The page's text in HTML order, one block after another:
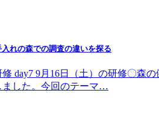
れの森での調査の違いを探る
day7 9月16日（土）の研修〇森
ました。今回のテーマ…